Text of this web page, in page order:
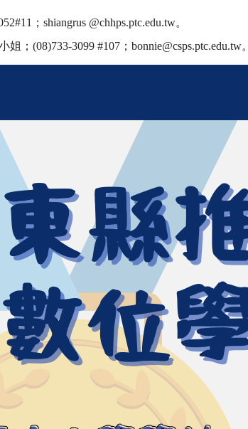
；shiangrus @chhps.ptc.edu.tw。
；(08)733-3099 #107；bonnie@csps.ptc.edu.tw。